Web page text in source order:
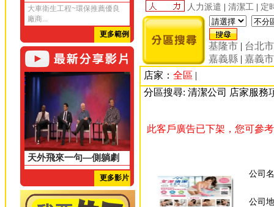
大車衛生工程~環保推薦優良
廠商...
更多範例
天外飛來一句—側躺劇
更多影片
人力派遣 |清潔工 定
基隆市 | 台北市
嘉義縣 |嘉義市
店家： 全區 |
分區搜尋: 清潔公司 店家服務
此客戶廣告已下架，您可參
公司
公司